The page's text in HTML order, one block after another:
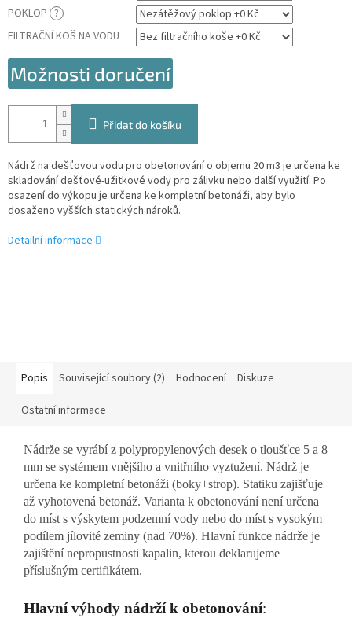
POKLOP ?
FILTRAČNÍ KOŠ NA VODU
Možnosti doručení
Přidat do košíku
Nádrž na dešťovou vodu pro obetonování o objemu 20 m3 je určena ke
skladování dešťové-užitkové vody pro zálivku nebo další využití. Po
osazení do výkopu je určena ke kompletní betonáži, aby bylo
dosaženo vyšších statických nároků.
Detailní informace
Popis Související soubory (2) Hodnocení Diskuze
Ostatní informace
Nádrže se vyrábí z polypropylenových desek o tloušťce 5 a 8
mm se systémem vnějšího a vnitřního vyztužení. Nádrž je
určena ke kompletní betonáži (boky+strop). Statiku zajišťuje
až vyhotovená betonáž. Varianta k obetonování není určena
do míst s výskytem podzemní vody nebo do míst s vysokým
podílem jílovité zeminy (nad 70%). Hlavní funkce nádrže je
zajištění nepropustnosti kapalin, kterou deklarujeme
příslušným certifikátem.
Hlavní výhody nádrží k obetonování: